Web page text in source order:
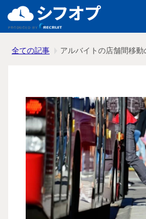
料金
導入事
よくある
全ての記事 アルバイトの店舗間移動